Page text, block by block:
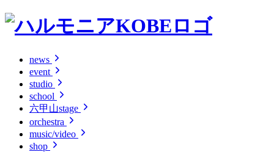
news
event
studio
school
六甲山stage
orchestra
music/video
shop